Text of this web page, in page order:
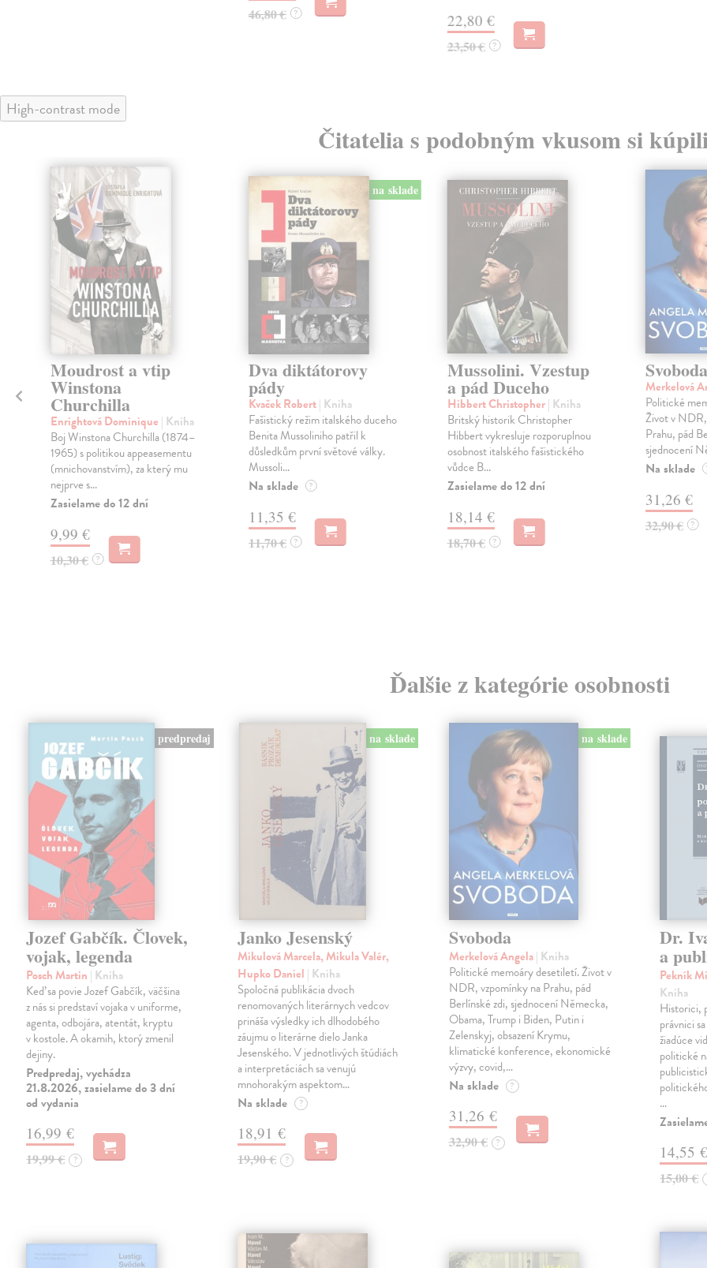
46,80 € ? 22,80 €
23,50 € ?
High-contrast mode
Čitatelia s podobným vkusom si
Moudrost a vtip
Winstona
Churchilla
Enrightová Dominique | Kniha
Boj Winstona Churchilla (1874–
1965) s politikou appeasementu
(mnichovanstvím), za který mu
nejprve s...
Zasielame do 12 dní
9,99 €
10,30 € ?
na sklade
Dva diktátorovy
pády
Kvaček Robert| Kniha
Fašistický režim italského duceho
Benita Mussoliniho patřil k
důsledkům první světové války.
Mussoli...
Na sklade ?
11,35 €
11,70 € ?
Mussolini. Vzestup
a pád Duceho
Hibbert Christopher| Kniha
Britský historik Christopher
Hibbert vykresluje rozporuplnou
osobnost italského fašistického
vůdce B...
Zasielame do 12 dní
18,14 €
18,70 € ?
Svoboda
Merkelová
Politické
Život v
Prahu, pád
sjednocení
Na sklade
31,26 €
32,90 € ?
Ďalšie z kategórie osobnosti
predpredaj
Jozef Gabčík. Človek,
vojak, legenda
Posch Martin | Kniha
Keď sa povie Jozef Gabčík, väčšina
z nás si predstaví vojaka v uniforme,
agenta, odbojára, atentát, kryptu
v kostole. A okamih, ktorý zmenil
dejiny.
Predpredaj, vychádza
21.8.2026, zasielame do 3 dní
od vydania
16,99 €
19,99 € ?
na sklade
Janko Jesenský
Mikulová Marcela, Mikula Valér,
Hupko Daniel | Kniha
Spoločná publikácia dvoch
renomovaných literárnych vedcov
prináša výsledky ich dlhodobého
záujmu o literárne dielo Janka
Jesenského. V jednotlivých štúdiách
a interpretáciách sa venujú
mnohorakým aspektom…
Na sklade ?
18,91 €
19,90 € ?
na sklade
Svoboda
Merkelová Angela| Kniha
Politické memoáry desetiletí. Život v
NDR, vzpomínky na Prahu, pád
Berlínské zdi, sjednocení Německa,
Obama, Trump i Biden, Putin i
Zelenskyj, obsazení Krymu,
klimatické konference, ekonomické
výzvy, covid,…
Na sklade ?
31,26 €
32,90 € ?
Dr.
a
Pekník
Kniha
Historici,
právnici
žiadúce
politické
…
14,55 €
15,00 €